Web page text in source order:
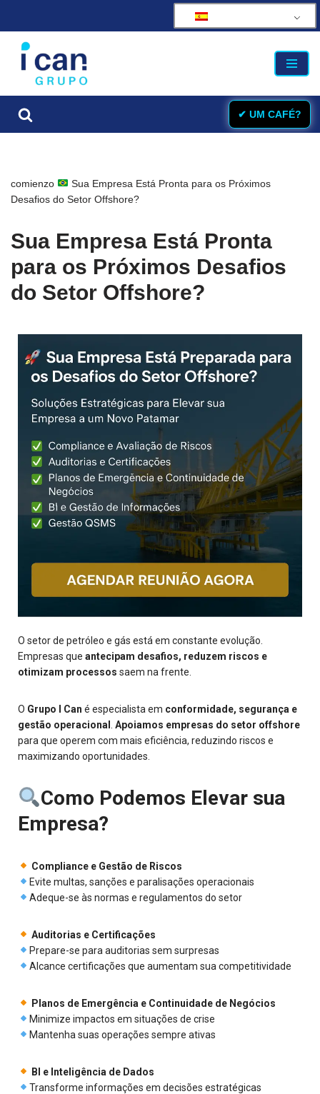
contenido
✔ UM CAFÉ?
comienzo
Sua Empresa Está Pronta para os Próximos
Desafios do Setor Offshore?
Sua Empresa Está Pronta
para os Próximos Desafios
do Setor Offshore?
O setor de petróleo e gás está em constante evolução.
Empresas que antecipam desafios, reduzem riscos e
otimizam processos saem na frente.
O Grupo I Can é especialista em conformidade, segurança e
gestão operacional
Apoiamos empresas do setor offshore
para que operem com mais eficiência, reduzindo riscos e
maximizando oportunidades.
Como Podemos Elevar sua
Empresa?
Compliance e Gestão de Riscos
Evite multas, sanções e paralisações operacionais
Adeque-se às normas e regulamentos do setor
Auditorias e Certificações
Prepare-se para auditorias sem surpresas
Alcance certificações que aumentam sua competitividade
Planos de Emergência e Continuidade de Negócios
Minimize impactos em situações de crise
Mantenha suas operações sempre ativas
BI e Inteligência de Dados
Transforme informações em decisões estratégicas